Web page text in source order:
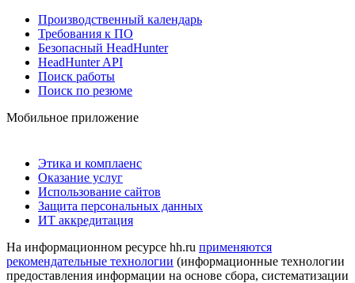
Производственный календарь
Требования к ПО
Безопасный HeadHunter
HeadHunter API
Поиск работы
Поиск по резюме
Мобильное приложение
Этика и комплаенс
Оказание услуг
Использование сайтов
Защита персональных данных
ИТ аккредитация
На информационном ресурсе hh.ru применяются
рекомендательные технологии (информационные технологии
предоставления информации на основе сбора, систематизации